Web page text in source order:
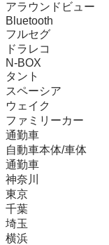
アラウンドビュー
Bluetooth
フルセグ
ドラレコ
N-BOX
タント
スペーシア
ウェイク
ファミリーカー
通勤車
自動車本体/車体
通勤車
神奈川
東京
千葉
埼玉
横浜